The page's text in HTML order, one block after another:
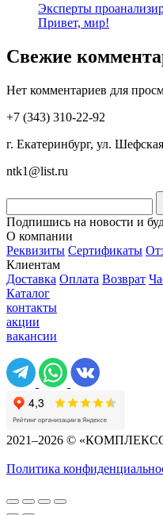
Эксперты
Привет, мир!
Свежие
Нет комментариев для
+7 (343) 310-22-92
г. Екатеринбург, ул.
ntk1@list.ru
Подпишись на новости и
О компании
Реквизиты Сертификаты
Клиентам
Доставка Оплата Возврат
Каталог
контакты
акции
вакансии
2021–2026 ©
Политика